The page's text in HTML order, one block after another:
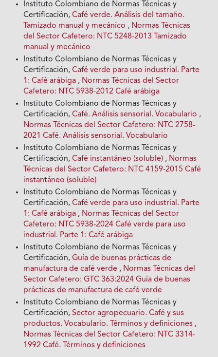
Instituto Colombiano de Normas Técnicas y
Certificación,Café verde. Análisis del tamaño.
Tamizado manual y mecánico , Normas Técnicas
del Sector Cafetero: NTC 5248-2013 Tamizado
manual y mecánico
Instituto Colombiano de Normas Técnicas y
Certificación,Café verde para uso industrial. Parte
1: Café arábiga , Normas Técnicas del Sector
Cafetero: NTC 5938-2012 Café arábiga
Instituto Colombiano de Normas Técnicas y
Certificación,Café. Análisis sensorial. Vocabulario ,
Normas Técnicas del Sector Cafetero: NTC 2758-
2021 Café. Análisis sensorial. Vocabulario
Instituto Colombiano de Normas Técnicas y
Certificación,Café instantáneo (soluble) , Normas
Técnicas del Sector Cafetero: NTC 4159-2015 Café
instantáneo (soluble)
Instituto Colombiano de Normas Técnicas y
Certificación,Café verde para uso industrial. Parte
1: Café arábiga , Normas Técnicas del Sector
Cafetero: NTC 5938-2024 Café verde para uso
industrial. Parte 1: Café arábiga
Instituto Colombiano de Normas Técnicas y
Certificación,Guía de buenas prácticas de
manufactura de café verde , Normas Técnicas del
Sector Cafetero: GTC 363:2024 Guía de buenas
prácticas de manufactura de café verde
Instituto Colombiano de Normas Técnicas y
Certificación,Sector agropecuario. Café y sus
productos. Vocabulario. Términos y definiciones ,
Normas Técnicas del Sector Cafetero: NTC 3314-
1992 Café. Términos y definiciones